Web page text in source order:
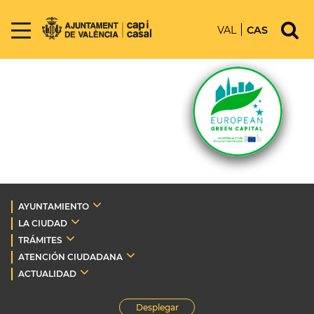
VAL CAS
AYUNTAMIENTO
LA CIUDAD
TRÁMITES
ATENCIÓN CIUDADANA
ACTUALIDAD
Desplegar